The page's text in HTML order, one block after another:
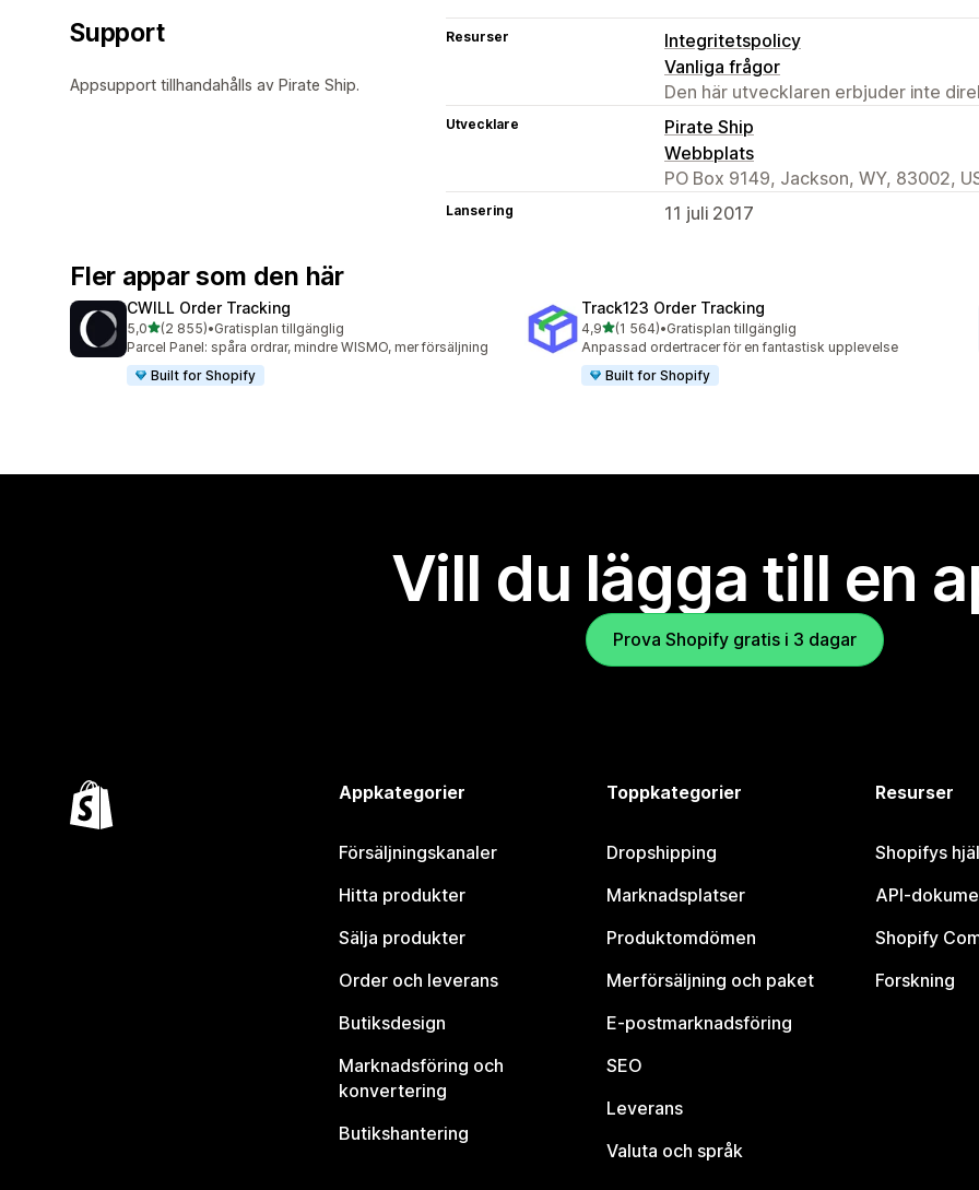
Support
Appsupport tillhandahålls av Pirate Ship.
Resurser
Integritetspolicy
Vanliga frågor
Den här utvecklaren erbjuder inte
Utvecklare
Pirate Ship
Webbplats
PO Box 9149, Jackson, WY, 83002,
Lansering 11 juli 2017
Fler appar som den här
CWILL Order Tracking
5,0av 5 stjärnor
(2 855)
2855 recensioner totalt
•Gratisplan tillgänglig
Parcel Panel: spåra ordrar, mindre WISMO, mer försäljning
Built for Shopify
Track123 Order Tracking
4,9av 5 stjärnor
(1 564)
1564 recensioner totalt
•Gratisplan tillgänglig
Anpassad ordertracer för en fantastisk upplevelse
Built for Shopify
Vill du lägga till en
Prova Shopify gratis i 3 dagar
Appkategorier
Försäljningskanaler
Hitta produkter
Sälja produkter
Order och leverans
Butiksdesign
Marknadsföring och
konvertering
Butikshantering
Toppkategorier
Dropshipping
Marknadsplatser
Produktomdömen
Merförsäljning och paket
E-postmarknadsföring
SEO
Leverans
Valuta och språk
Resurser
Shopifys
API-
Shopify
Forskning